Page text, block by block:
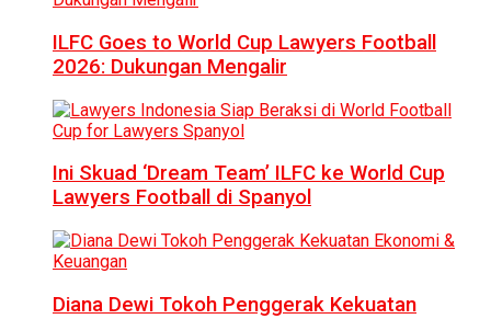
ILFC Goes to World Cup Lawyers Football
2026: Dukungan Mengalir
Ini Skuad ‘Dream Team’ ILFC ke World Cup
Lawyers Football di Spanyol
Diana Dewi Tokoh Penggerak Kekuatan